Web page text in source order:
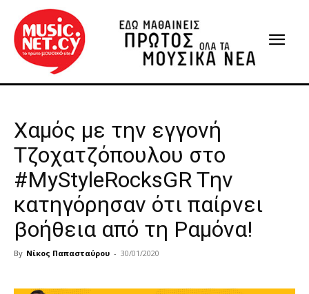
Χαμός με την εγγονή
Τζοχατζόπουλου στο
#MyStyleRocksGR Tην
κατηγόρησαν ότι παίρνει
βοήθεια από τη Ραμόνα!
By Νίκος Παπασταύρου - 30/01/2020